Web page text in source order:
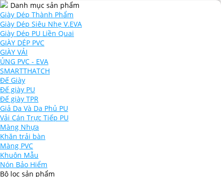
Danh mục sản phẩm
Giày Dép Thành Phẩm
Giày Dép Siêu Nhẹ V.EVA
Giày Dép PU Liền Quai
GIÀY DÉP PVC
GIÀY VẢI
ỦNG PVC - EVA
SMARTTHATCH
Đế Giày
Đế giày PU
Đế giày TPR
Giả Da Và Da Phủ PU
Vải Cán Trực Tiếp PU
Màng Nhựa
Khăn trải bàn
Màng PVC
Khuôn Mẫu
Nón Bảo Hiểm
Bộ lọc sản phẩm